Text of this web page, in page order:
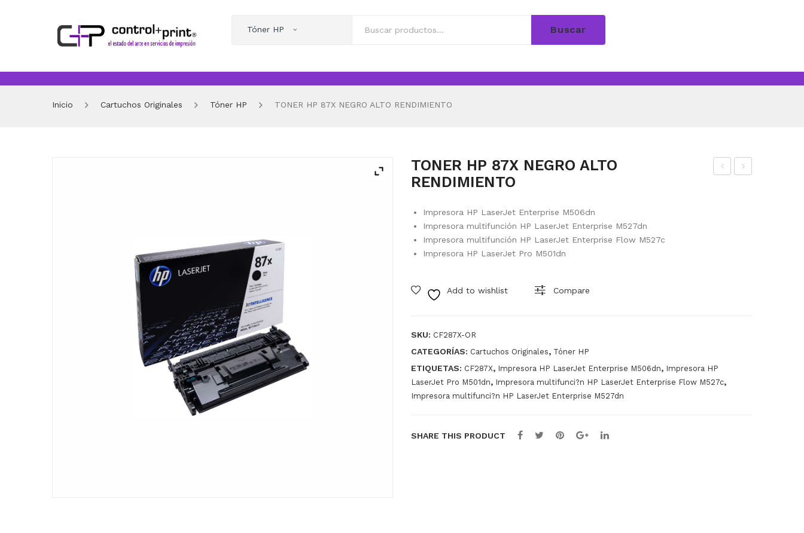
Tóner HP Buscar
Inicio Cartuchos Originales Tóner HP TONER HP 87X NEGRO ALTO RENDIMIENTO
TONER HP 87X NEGRO ALTO
RENDIMIENTO
Impresora HP LaserJet Enterprise M506dn
Impresora multifunción HP LaserJet Enterprise M527dn
Impresora multifunción HP LaserJet Enterprise Flow M527c
Impresora HP LaserJet Pro M501dn
Add to wishlist Compare
SKU: CF287X-OR
CATEGORÍAS: Cartuchos Originales, Tóner HP
ETIQUETAS: CF287X, Impresora HP LaserJet Enterprise M506dn, Impresora HP
LaserJet Pro M501dn, Impresora multifunci?n HP LaserJet Enterprise Flow M527c,
Impresora multifunci?n HP LaserJet Enterprise M527dn
SHARE THIS PRODUCT